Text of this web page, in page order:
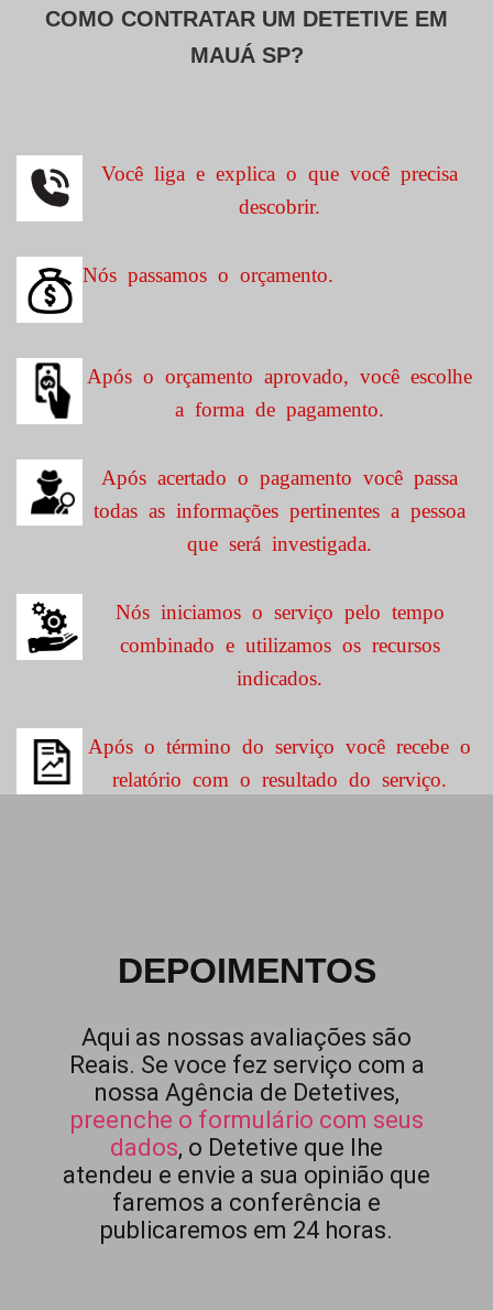
COMO CONTRATAR UM DETETIVE EM
MAUÁ SP?
Você liga e explica o que você precisa
descobrir.
Nós passamos o orçamento.
Após o orçamento aprovado, você escolhe
a forma de pagamento.
Após acertado o pagamento você passa
todas as informações pertinentes a pessoa
que será investigada.
Nós iniciamos o serviço pelo tempo
combinado e utilizamos os recursos
indicados.
Após o término do serviço você recebe o
relatório com o resultado do serviço.
DEPOIMENTOS
Aqui as nossas avaliações são
Reais. Se voce fez serviço com a
nossa Agência de Detetives,
preenche o formulário com seus
dados, o Detetive que lhe
atendeu e envie a sua opinião que
faremos a conferência e
publicaremos em 24 horas.